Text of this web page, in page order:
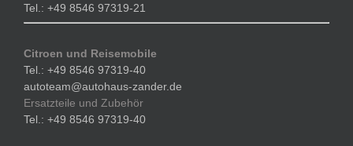
Tel.: +49 8546 97319-21
Citroen und Reisemobile
Tel.: +49 8546 97319-40
autoteam@autohaus-zander.de
Ersatzteile und Zubehör
Tel.: +49 8546 97319-40